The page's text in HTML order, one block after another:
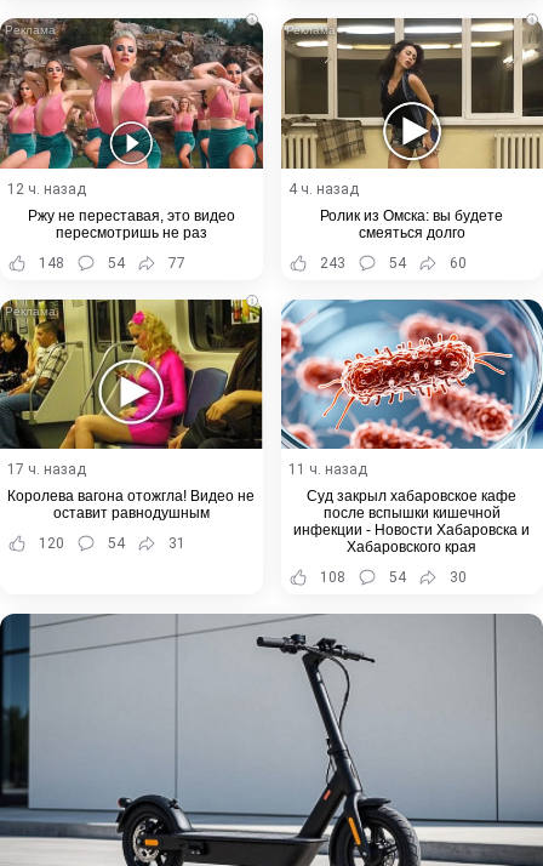
i
12 ч. назад
Ржу не переставая, это видео
пересмотришь не раз
148
54 77
i
4 ч. назад
Ролик из Омска: вы будете
смеяться долго
243
54 60
i
17 ч. назад
Королева вагона отожгла! Видео не
оставит равнодушным
120
54 31
11 ч. назад
Суд закрыл хабаровское кафе
после вспышки кишечной
инфекции - Новости Хабаровска и
Хабаровского края
108
54 30